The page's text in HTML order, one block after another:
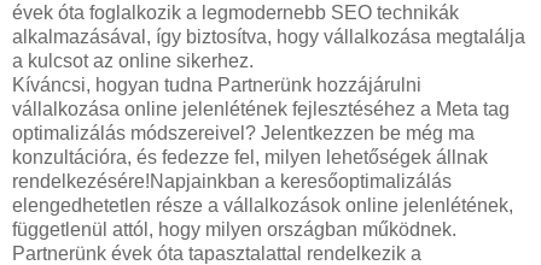
évek óta foglalkozik a legmodernebb SEO technikák
alkalmazásával, így biztosítva, hogy vállalkozása megtalálja
a kulcsot az online sikerhez.
Kíváncsi, hogyan tudna Partnerünk hozzájárulni
vállalkozása online jelenlétének fejlesztéséhez a Meta tag
optimalizálás módszereivel? Jelentkezzen be még ma
konzultációra, és fedezze fel, milyen lehetőségek állnak
rendelkezésére!Napjainkban a keresőoptimalizálás
elengedhetetlen része a vállalkozások online jelenlétének,
függetlenül attól, hogy milyen országban működnek.
Partnerünk évek óta tapasztalattal rendelkezik a